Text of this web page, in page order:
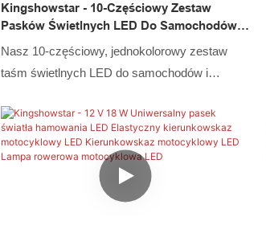
Kingshowstar - 10-Częściowy Zestaw
Pasków Świetlnych LED Do Samochodów I
Niegrupowany
Nasz 10-częściowy, jednokolorowy zestaw
taśm świetlnych LED do samochodów i
charakteryzuje się doskonałymi
właściwościami wszystkich surowców.
Posiada zatem wielofunkcyjne cechy, które w
dużej mierze decydują o jego zastosowaniu.
Obecnie oświetlenie samochodowe LED,